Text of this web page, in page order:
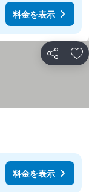
料金を表示
シェア お
料金を表示